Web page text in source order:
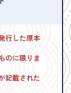
行した原本
のに限りま
記載された